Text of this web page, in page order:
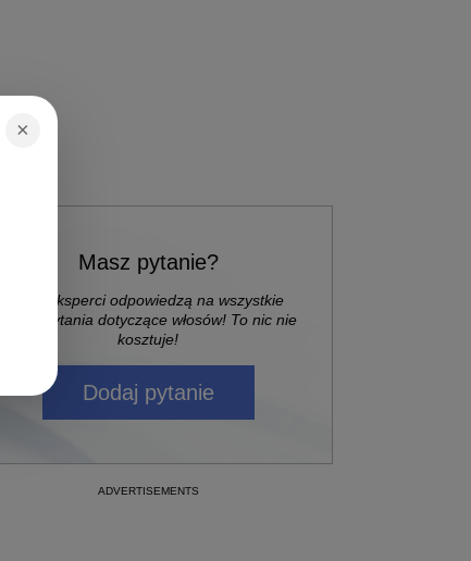
Masz pytanie?
Nasi eksperci odpowiedzą na wszystkie
Twoje pytania dotyczące włosów! To nic nie
kosztuje!
Dodaj pytanie
×